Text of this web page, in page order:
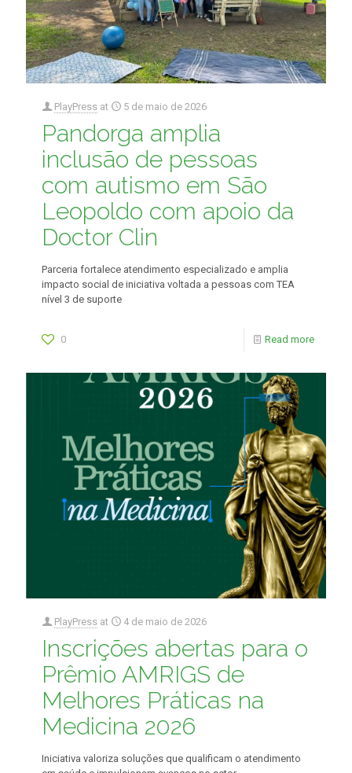
PlayPress at 5 de maio de 2026
Pandorga amplia
inclusão de pessoas
com autismo em São
Leopoldo com apoio da
Doctor Clin
Parceria fortalece atendimento especializado e amplia
impacto social de iniciativa voltada a pessoas com TEA
nível 3 de suporte
0 Read more
PlayPress at 4 de maio de 2026
Inscrições abertas para o
Prêmio AMRIGS de
Melhores Práticas na
Medicina 2026
Iniciativa valoriza soluções que qualificam o atendimento